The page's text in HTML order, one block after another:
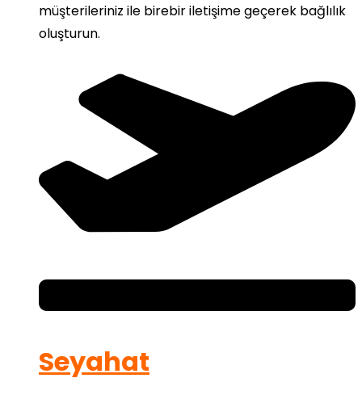
müşterileriniz ile birebir iletişime geçerek bağlılık
oluşturun.
Seyahat